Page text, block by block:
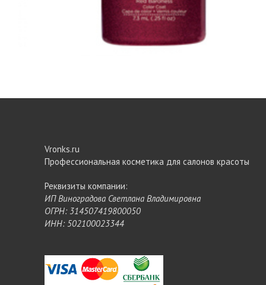
Vronks.ru
Профессиональная косметика для салонов красоты
Реквизиты компании:
ИП Виноградова Светлана Владимировна
ОГРН: 314507419800050
ИНН: 502100023344